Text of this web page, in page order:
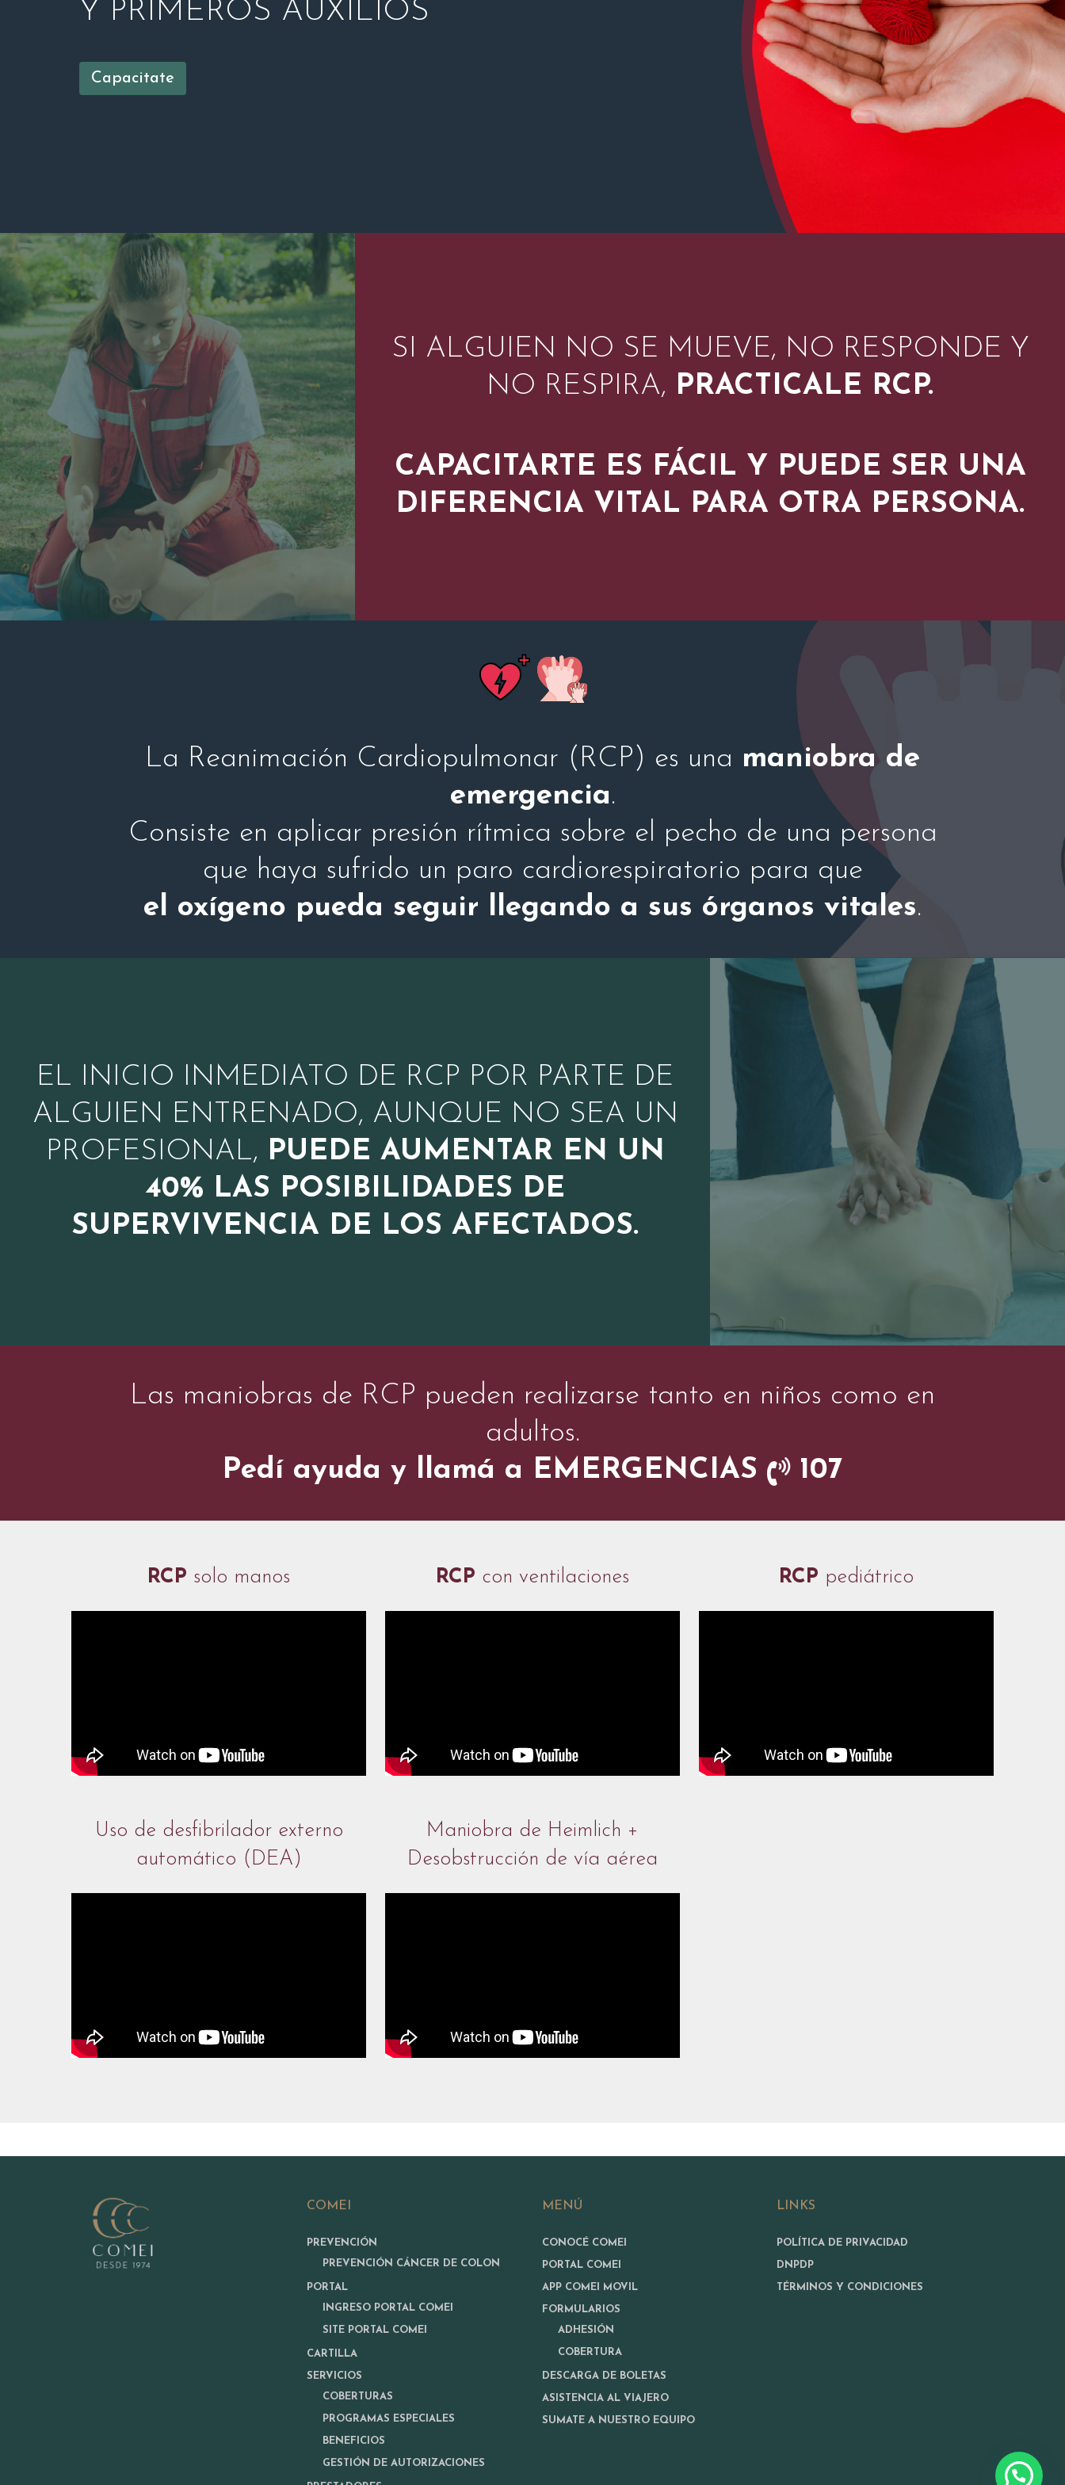
Y PRIMEROS AUXILIOS
Capacitate
SI ALGUIEN NO SE MUEVE, NO RESPONDE Y
NO RESPIRA, PRACTICALE RCP.
CAPACITARTE ES FÁCIL Y PUEDE SER UNA
DIFERENCIA VITAL PARA OTRA PERSONA.
La Reanimación Cardiopulmonar (RCP) es una maniobra de
emergencia.
Consiste en aplicar presión rítmica sobre el pecho de una persona
que haya sufrido un paro cardiorespiratorio para que
el oxígeno pueda seguir llegando a sus órganos vitales.
EL INICIO INMEDIATO DE RCP POR PARTE DE
ALGUIEN ENTRENADO, AUNQUE NO SEA UN
PROFESIONAL, PUEDE AUMENTAR EN UN
40% LAS POSIBILIDADES DE
SUPERVIVENCIA DE LOS AFECTADOS.
Las maniobras de RCP pueden realizarse tanto en niños como en
adultos.
Pedí ayuda y llamá a EMERGENCIAS
107
RCP solo manos RCP con ventilaciones RCP pediátrico
Uso de desfibrilador externo
automático (DEA)
Maniobra de Heimlich +
Desobstrucción de vía aérea
COMEI
PREVENCIÓN
PREVENCIÓN CÁNCER DE COLON
PORTAL
INGRESO PORTAL COMEI
SITE PORTAL COMEI
CARTILLA
SERVICIOS
COBERTURAS
PROGRAMAS ESPECIALES
BENEFICIOS
GESTIÓN DE AUTORIZACIONES
MENÚ
CONOCÉ COMEI
PORTAL COMEI
APP COMEI MOVIL
FORMULARIOS
ADHESIÓN
COBERTURA
DESCARGA DE BOLETAS
ASISTENCIA AL VIAJERO
SUMATE A NUESTRO EQUIPO
LINKS
POLÍTICA DE PRIVACIDAD
DNPDP
TÉRMINOS Y CONDICIONES